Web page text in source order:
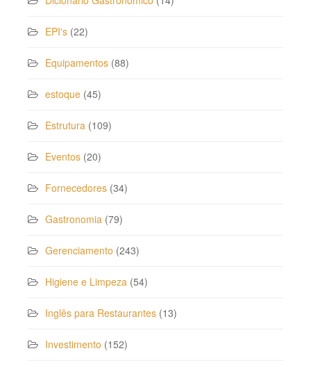
EPI's (22)
Equipamentos (88)
estoque (45)
Estrutura (109)
Eventos (20)
Fornecedores (34)
Gastronomia (79)
Gerenciamento (243)
Higiene e Limpeza (54)
Inglês para Restaurantes (13)
Investimento (152)